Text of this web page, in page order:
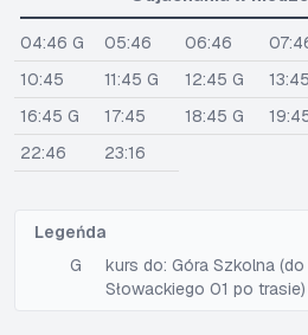
04:46 G 05:46 06:46
10:45
11:45 G 12:45 G 13:45
16:45 G
17:45 18:45 G
22:46
23:16
Legeńda
G
kurs do: Góra Szkolna
Słowackiego 01 po trasie)